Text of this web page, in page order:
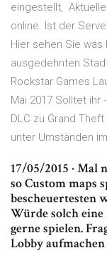
eingestellt,
online. Ist der
Hier sehen Sie
ausgedehnten
Rockstar Games
Mai 2017 Solltet
DLC zu Grand
unter Umständen
17/05/2015 · Mal
so Custom maps
bescheuertesten
Würde solch
gerne spielen.
Lobby